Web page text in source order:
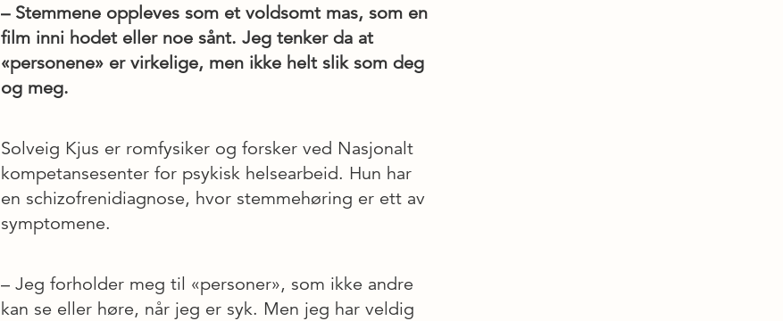
– Stemmene oppleves som et voldsomt mas, som en
film inni hodet eller noe sånt. Jeg tenker da at
«personene» er virkelige, men ikke helt slik som deg
og meg.
Solveig Kjus er romfysiker og forsker ved Nasjonalt
kompetanse­senter for psykisk helsearbeid. Hun har
en schizofrenidiagnose, hvor stemmehøring er ett av
symptomene.
– Jeg forholder meg til «personer», som ikke andre
kan se eller høre, når jeg er syk. Men jeg har veldig